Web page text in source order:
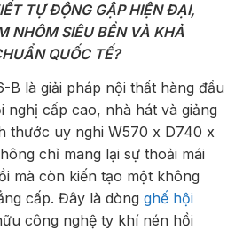
TỰ ĐỘNG GẬP HIỆN ĐẠI,
NHÔM SIÊU BỀN VÀ KHẢ
QUỐC TẾ?
B là giải pháp nội thất hàng đầu
nghị cấp cao, nhà hát và giảng
thước uy nghi W570 x D740 x
chỉ mang lại sự thoải mái
mà còn kiến tạo một không
cấp. Đây là dòng ghế hội
công nghệ ty khí nén hồi